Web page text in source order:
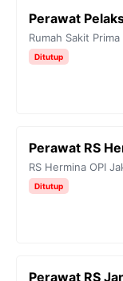
Perawat
Rumah Sakit
Ditutup
Perawat RS
RS Hermina OPI
Ditutup
Perawat RS